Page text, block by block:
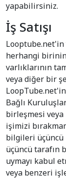
yapabilirsiniz.
İş Satışı
Looptube.net'in
herhangi birinin
varlıklarının
veya diğer bir
Bağlı
birleşmesi
işimizi
bilgileri üçüncü
üçüncü tarafın
uymayı kabul
veya benzeri